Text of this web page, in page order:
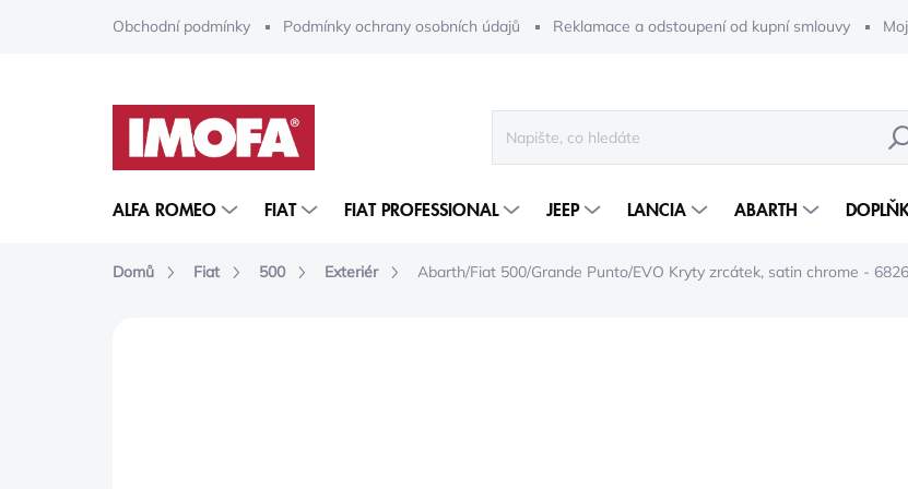
Obchodní podmínky Podmínky ochrany osobních údajů Reklamace a odstoupení od kupní smlouvy
ALFA ROMEO FIAT FIAT PROFESSIONAL JEEP LANCIA ABARTH
Domů Fiat 500 Exteriér Abarth/Fiat 500/Grande Punto/EVO Kryty zrcátek, satin chrome -